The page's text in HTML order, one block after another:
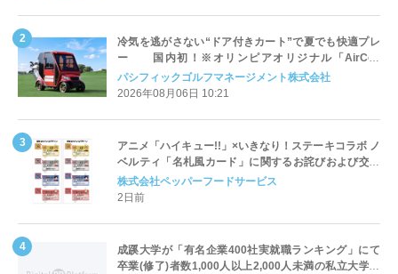
冷気を逃がさない“ドア付きカート”で夏でも快適プレ
ー 国内初！※オリンピアオリジナル「AirCon
Cart（エアコンカート）」導入 | ＰＧＭ
パシフィックゴルフマネージメント株式会社
2026年08月06日 10:21
アニメ「ハイキュー!!」×いきなり！ステーキコラボ ノ
ベルティ「名札風カード」に関するお詫びおよび交換
対応についてのご案内
株式会社ペッパーフードサービス
2日前
成蹊大学が「有名企業400社実就職ランキング」にて
卒業(修了)者数1,000人以上2,000人未満の私立大学で